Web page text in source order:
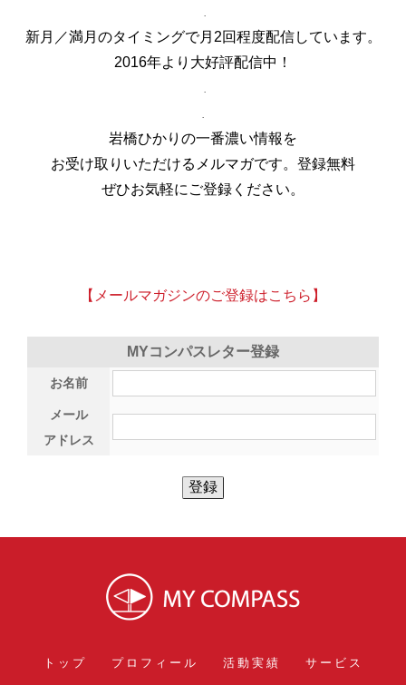
.
新月／満月のタイミングで月2回程度配信しています。
2016年より大好評配信中！
.
.
岩橋ひかりの一番濃い情報を
お受け取りいただけるメルマガです。登録無料
ぜひお気軽にご登録ください。
【メールマガジンのご登録はこちら】
MYコンパスレター登録
お名前
メール
アドレス
トップ プロフィール 活動実績 サービス